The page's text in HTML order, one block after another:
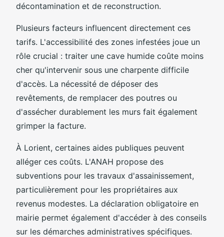
décontamination et de reconstruction.
Plusieurs facteurs influencent directement ces
tarifs. L'accessibilité des zones infestées joue un
rôle crucial : traiter une cave humide coûte moins
cher qu'intervenir sous une charpente difficile
d'accès. La nécessité de déposer des
revêtements, de remplacer des poutres ou
d'assécher durablement les murs fait également
grimper la facture.
À Lorient, certaines aides publiques peuvent
alléger ces coûts. L'ANAH propose des
subventions pour les travaux d'assainissement,
particulièrement pour les propriétaires aux
revenus modestes. La déclaration obligatoire en
mairie permet également d'accéder à des conseils
sur les démarches administratives spécifiques.